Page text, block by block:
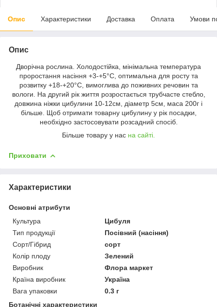
Опис Характеристики Доставка Оплата Умови
Опис
Дворічна рослина. Холодостійка, мінімальна температура
проростання насіння +3-+5°С, оптимальна для росту та
розвитку +18-+20°С, вимоглива до поживних речовин та
вологи. На другий рік життя розростається трубчасте стебло,
довжина ніжки цибулини 10-12см, діаметр 5см, маса 200г і
більше. Щоб отримати товарну цибулину у рік посадки,
необхідно застосовувати розсадний спосіб.
Більше товару у нас на сайті.
Приховати
Характеристики
Основні атрибути
Культура
Цибуля
Тип продукції
Посівний (насіння)
Сорт/Гібрид
сорт
Колір плоду
Зелений
Виробник
Флора маркет
Країна виробник
Україна
Вага упаковки
0.3 г
Ботанічні характеристики